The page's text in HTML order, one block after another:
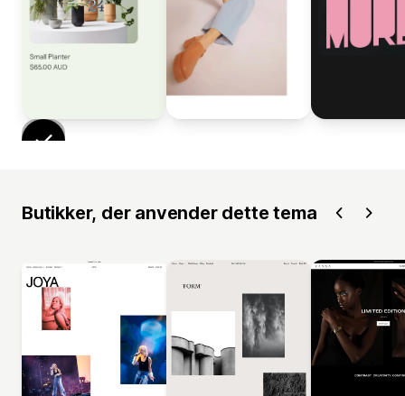
Butikker, der anvender dette tema